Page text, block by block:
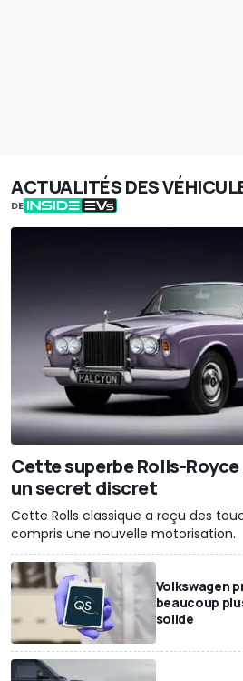
ACTUALITÉS DES
DE
Cette superbe Rolls-
un secret discret
Cette Rolls classique a reçu des
compris une nouvelle motorisation.
Volkswagen
beaucoup
solide